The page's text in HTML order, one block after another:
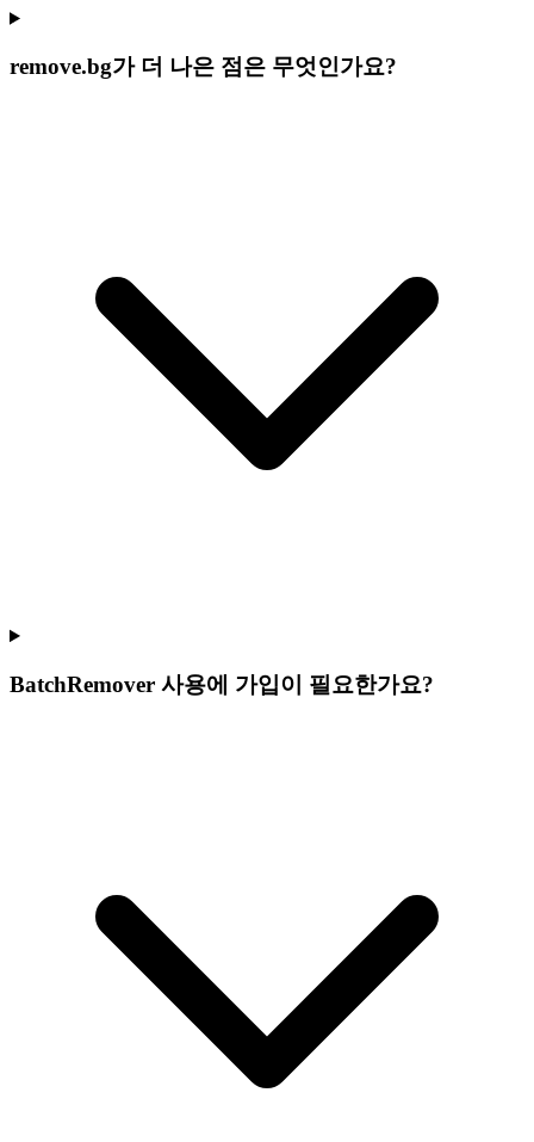
remove.bg가 더 나은 점은 무엇인가요?
BatchRemover 사용에 가입이 필요한가요?